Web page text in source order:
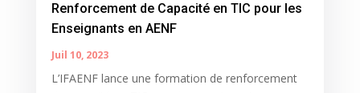
Renforcement de Capacité en TIC pour les
Enseignants en AENF
Juil 10, 2023
L’IFAENF lance une formation de renforcement